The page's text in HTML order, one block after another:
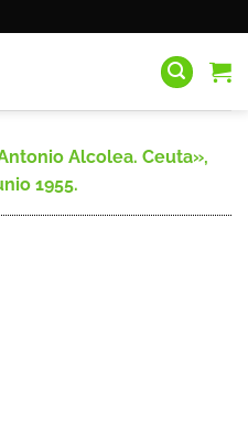
Alcolea. Ceuta»,
1955.